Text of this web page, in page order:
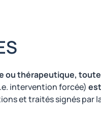
ou thérapeutique,
intervention forcée)
et traités signés par